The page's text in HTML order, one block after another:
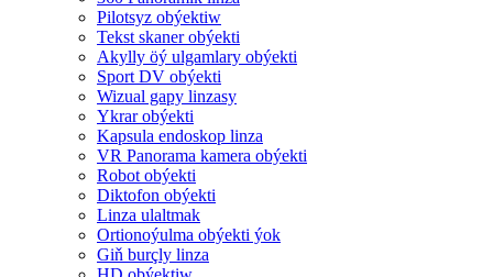
Pilotsyz obýektiw
Tekst skaner obýekti
Akylly öý ulgamlary obýekti
Sport DV obýekti
Wizual gapy linzasy
Ykrar obýekti
Kapsula endoskop linza
VR Panorama kamera obýekti
Robot obýekti
Diktofon obýekti
Linza ulaltmak
Ortionoýulma obýekti ýok
Giň burçly linza